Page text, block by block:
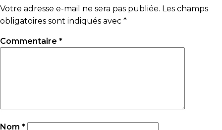
Votre adresse e-mail ne sera pas publiée. Les champs
obligatoires sont indiqués avec *
Commentaire *
Nom *